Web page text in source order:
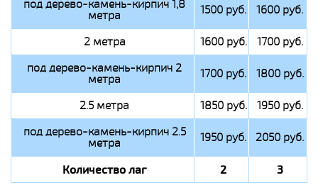
под дерево-камень-кирпич 1,8
метра 1500 руб. 1600 руб.
2 метра 1600 руб.
1700 руб.
под дерево-камень-кирпич 2
метра 1700 руб. 1800 руб.
2.5 метра 1850 руб.
1950 руб.
под дерево-камень-кирпич 2.5
метра 1950 руб. 2050 руб.
Количество лаг 2 3